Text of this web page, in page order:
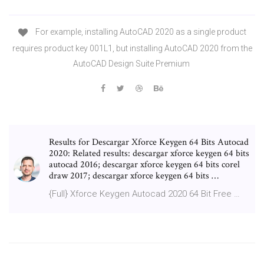
For example, installing AutoCAD 2020 as a single product
requires product key 001L1, but installing AutoCAD 2020 from the
AutoCAD Design Suite Premium
Results for Descargar Xforce Keygen 64 Bits Autocad
2020: Related results: descargar xforce keygen 64 bits
autocad 2016; descargar xforce keygen 64 bits corel
draw 2017; descargar xforce keygen 64 bits …
{Full} Xforce Keygen Autocad 2020 64 Bit Free …